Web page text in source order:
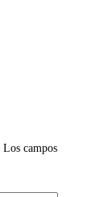
Los campos